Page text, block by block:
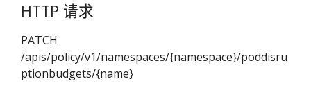
HTTP 请求
PATCH
/apis/policy/v1/namespaces/{namespace}/poddisru
ptionbudgets/{name}